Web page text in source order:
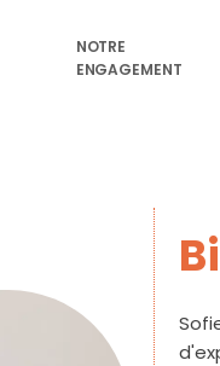
NOTRE
ENGAGEMENT